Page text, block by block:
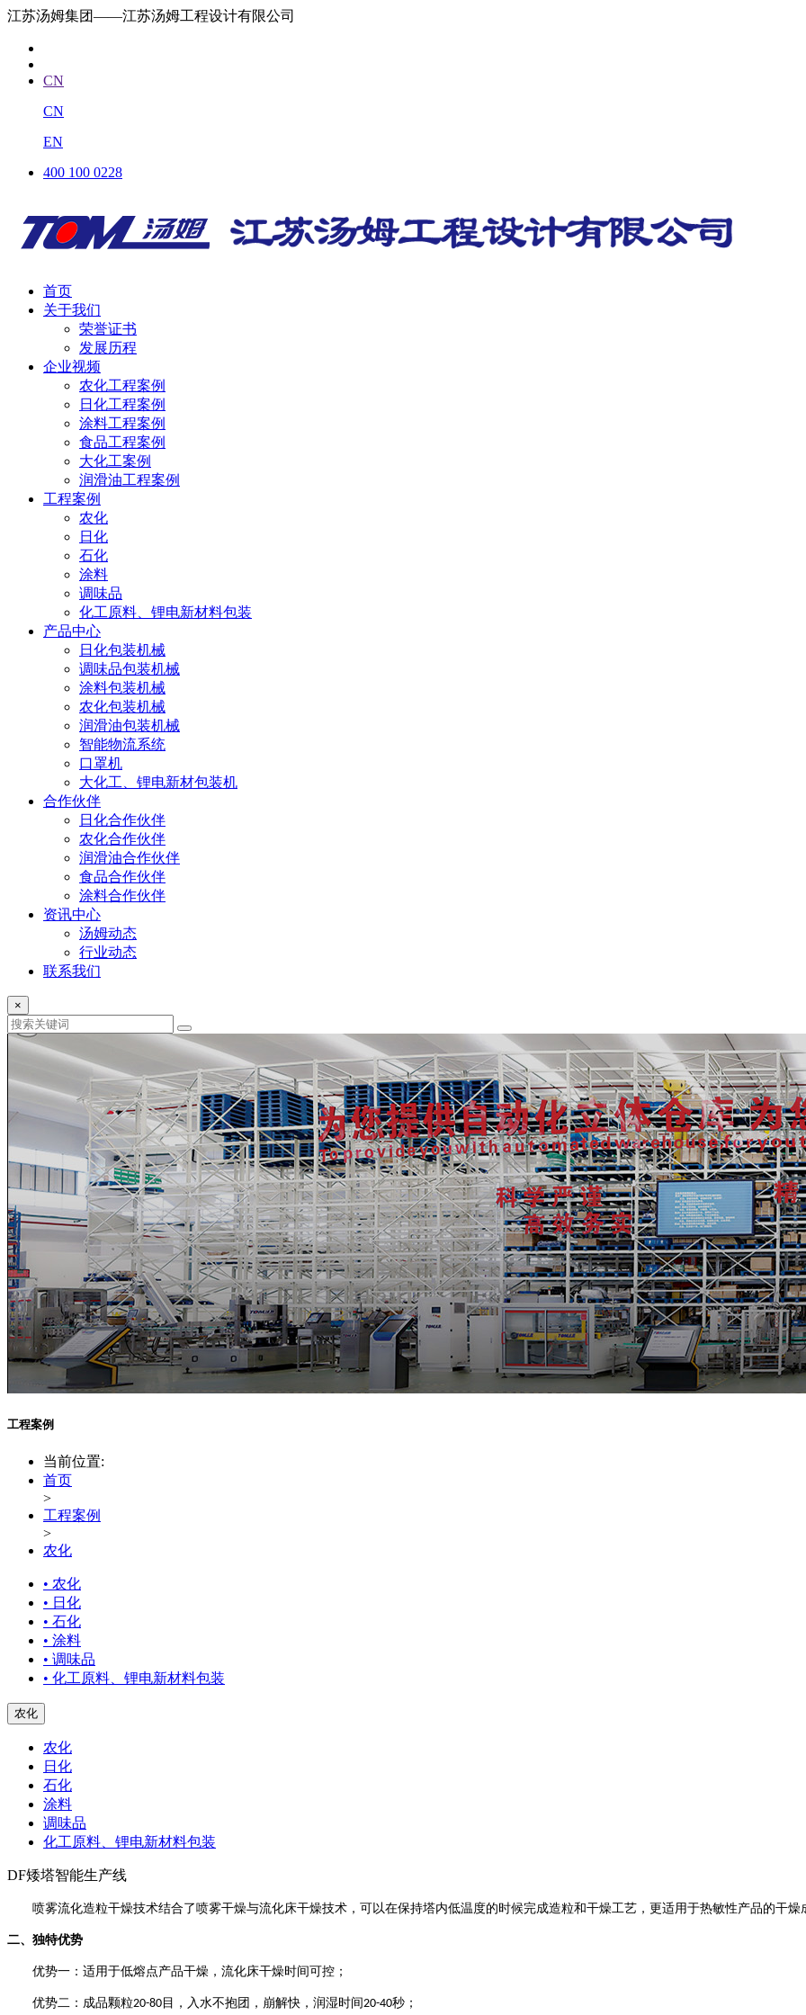
江苏汤姆集团——江苏汤姆工程设计有限公司
CN
CN
EN
400 100 0228
首页
关于我们
荣誉证书
发展历程
企业视频
农化工程案例
日化工程案例
涂料工程案例
食品工程案例
大化工案例
润滑油工程案例
工程案例
农化
日化
石化
涂料
调味品
化工原料、锂电新材料包装
产品中心
日化包装机械
调味品包装机械
涂料包装机械
农化包装机械
润滑油包装机械
智能物流系统
口罩机
大化工、锂电新材包装机
合作伙伴
日化合作伙伴
农化合作伙伴
润滑油合作伙伴
食品合作伙伴
涂料合作伙伴
资讯中心
汤姆动态
行业动态
联系我们
×
工程案例
当前位置:
首页
>
工程案例
>
农化
• 农化
• 日化
• 石化
• 涂料
• 调味品
• 化工原料、锂电新材料包装
农化
农化
日化
石化
涂料
调味品
化工原料、锂电新材料包装
DF矮塔智能生产线
喷雾流化造粒干燥技术结合了喷雾干燥与流化床干燥技术，可以在保持塔内低温度的时候完成造粒和干燥工艺，更适用于热敏性产品的干燥
二、独特优势
优势一：适用于低熔点产品干燥，流化床干燥时间可控；
优势二：成品颗粒20-80 目，入水不抱团，崩解快，润湿时间20-40秒；